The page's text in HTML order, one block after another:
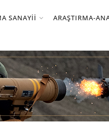
SANAYII ARAŞTIRMA-